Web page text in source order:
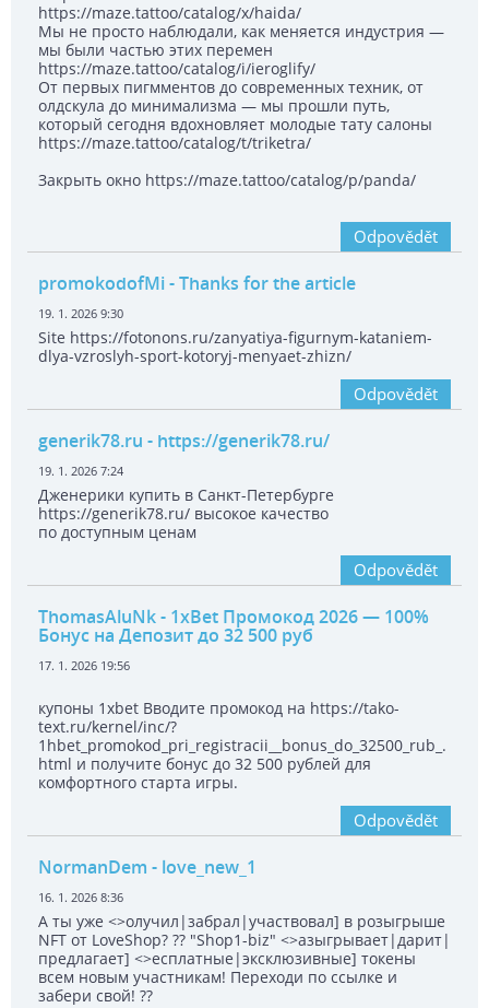
https://maze.tattoo/catalog/x/haida/
Мы не просто наблюдали, как меняется индустрия —
мы были частью этих перемен
https://maze.tattoo/catalog/i/ieroglify/
От первых пигмментов до современных техник, от
олдскула до минимализма — мы прошли путь,
который сегодня вдохновляет молодые тату салоны
https://maze.tattoo/catalog/t/triketra/
Закрыть окно https://maze.tattoo/catalog/p/panda/
Odpovědět
promokodofMi- Thanks for the article
19. 1. 2026 9:30
Site https://fotonons.ru/zanyatiya-figurnym-kataniem-
dlya-vzroslyh-sport-kotoryj-menyaet-zhizn/
Odpovědět
generik78.ru - https://generik78.ru/
19. 1. 2026 7:24
Дженерики купить в Санкт-Петербурге
https://generik78.ru/ высокое качество
по доступным ценам
Odpovědět
ThomasAluNk- 1xBet Промокод 2026 — 100%
Бонус на Депозит до 32 500 руб
17. 1. 2026 19:56
купоны 1xbet Вводите промокод на https://tako-
text.ru/kernel/inc/?
1hbet_promokod_pri_registracii__bonus_do_32500_rub_.
html и получите бонус до 32 500 рублей для
комфортного старта игры.
Odpovědět
NormanDem - love_new_1
16. 1. 2026 8:36
А ты уже <>олучил|забрал|участвовал] в розыгрыше
NFT от LoveShop? ?? "Shop1-biz" <>азыгрывает|дарит|
предлагает] <>есплатные|эксклюзивные] токены
всем новым участникам! Переходи по ссылке и
забери свой! ??